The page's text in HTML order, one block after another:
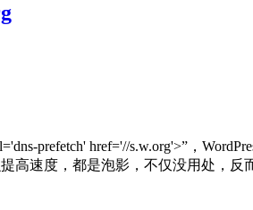
prefetch' href='//s.w.org'>”，
高速度，都是泡影，不仅没用处，